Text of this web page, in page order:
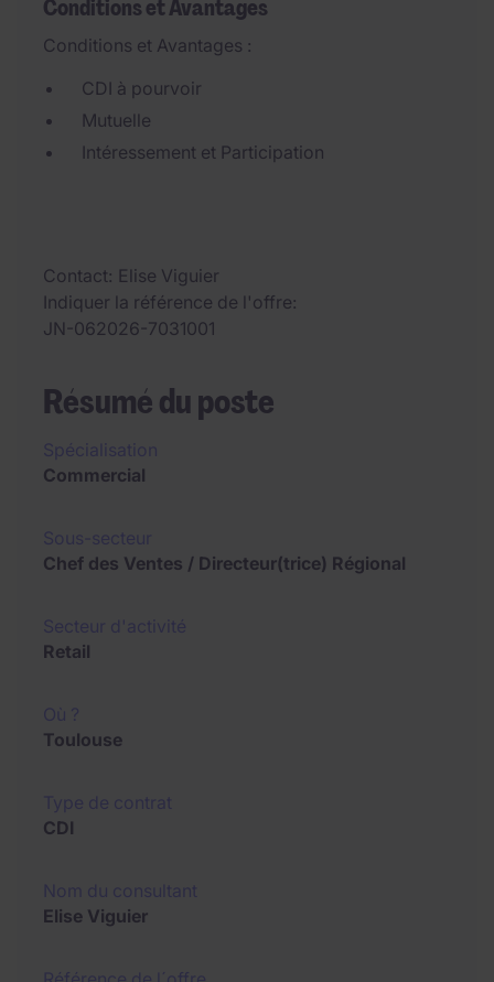
Conditions et Avantages
Conditions et Avantages :
CDI à pourvoir
Mutuelle
Intéressement et Participation
Contact Elise Viguier
Indiquer la référence de l'offre
JN-062026-7031001
Résumé du poste
Commercial
Chef des Ventes / Directeur(trice) Régional
Retail
Toulouse
CDI
Elise Viguier